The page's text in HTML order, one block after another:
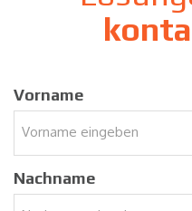
Vorname
Nachname